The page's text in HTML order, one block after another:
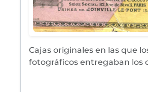
Cajas originales en las que
fotográficos entregaban los